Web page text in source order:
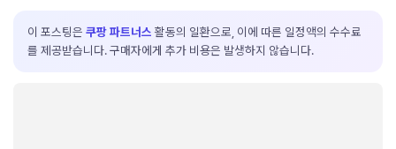
이 포스팅은 쿠팡 파트너스 활동의 일환으로, 이에 따른 일정액의 수수료
를 제공받습니다. 구매자에게 추가 비용은 발생하지 않습니다.